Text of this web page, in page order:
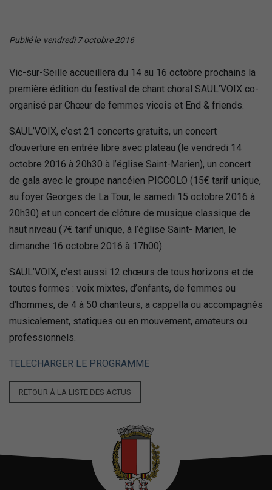
Publié le vendredi 7 octobre 2016
Vic-sur-Seille accueillera du 14 au 16 octobre prochains la
première édition du festival de chant choral SAUL’VOIX co-
organisé par Chœur de femmes vicois et End & friends.
SAUL’VOIX, c’est 21 concerts gratuits, un concert
d’ouverture en entrée libre avec plateau (le vendredi 14
octobre 2016 à 20h30 à l’église Saint-Marien), un concert
de gala avec le groupe nancéien PICCOLO (15€ tarif unique,
au foyer Georges de La Tour, le samedi 15 octobre 2016 à
20h30) et un concert de clôture de musique classique de
haut niveau (7€ tarif unique, à l’église Saint- Marien, le
dimanche 16 octobre 2016 à 17h00).
SAUL’VOIX, c’est aussi 12 chœurs de tous horizons et de
toutes formes : voix mixtes, d’enfants, de femmes ou
d’hommes, de 4 à 50 chanteurs, a cappella ou accompagnés
musicalement, statiques ou en mouvement, amateurs ou
professionnels.
TELECHARGER LE PROGRAMME
RETOUR À LA LISTE DES ACTUS